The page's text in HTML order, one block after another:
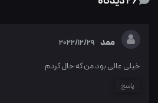
ممد 2022/12/29
خیلی عالی بود من که حال کردم
پاسخ